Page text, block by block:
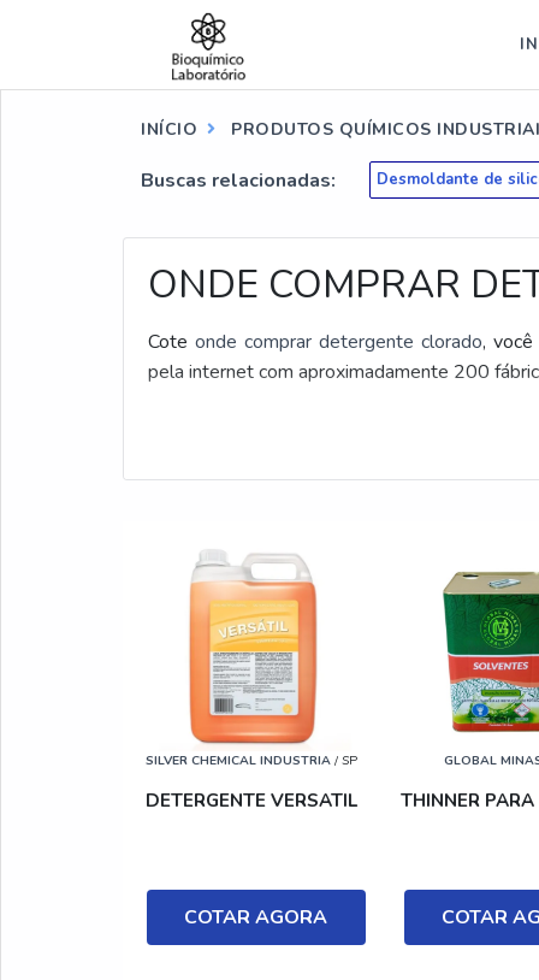
INÍCIO PRODUTOS QUÍMICOS
Buscas relacionadas: Desmoldante de
ONDE COMPRAR
Coteonde comprar detergente clorado,
pela internet com aproximadamente 200
SILVER CHEMICAL INDUSTRIA/ SP
DETERGENTE VERSATIL
COTAR AGORA
GLOBAL
THINNER
COTAR